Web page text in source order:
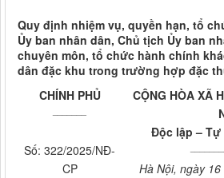
Quy định nhiệm vụ, quyền hạn, tổ
Ủy ban nhân dân, Chủ tịch Ủy ban
chuyên môn, tổ chức hành chính
dân đặc khu trong trường hợp đặc
CHÍNH PHỦ
Số: 322/2025/NĐ-
CP
CỘNG HÒA XÃ
Độc lập – Tự
Hà Nội, ngày